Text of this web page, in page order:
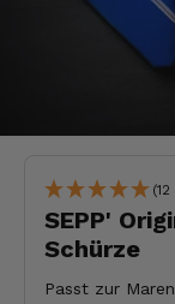
SEPP'
Schürze
Passt zur